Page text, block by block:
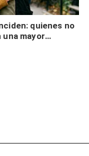
quienes no
mayor
y no es por